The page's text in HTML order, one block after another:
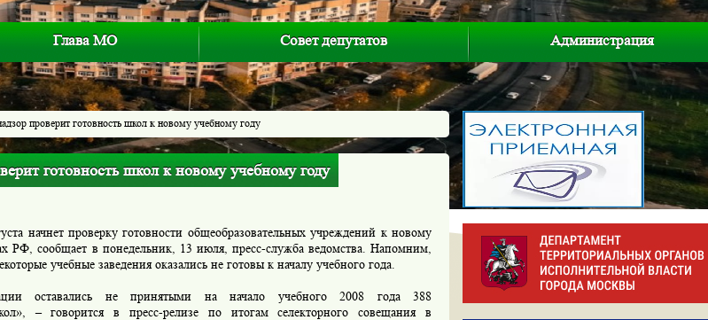
Глава МО Совет депутатов Администрация
проверит готовность школ к новому учебному году
готовность школ к новому учебному году
начнет проверку готовности общеобразовательных учреждений к новому
РФ, сообщает в понедельник, 13 июля, пресс-служба ведомства. Напомним,
учебные заведения оказались не готовы к началу учебного года.
оставались не принятыми на начало учебного 2008 года 388
– говорится в пресс-релизе по итогам селекторного совещания в